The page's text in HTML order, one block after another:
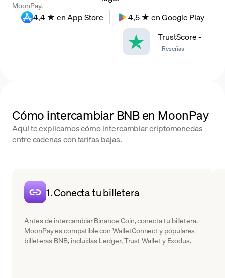
Crypto Prices
MoonPay.
4,4 ★ en App Store
4,5 ★ en Google Play
TrustScore-
- Reseñas
Cómo intercambiar BNB en MoonPay
Aquí te explicamos cómo intercambiar criptomonedas
entre cadenas con tarifas bajas.
1. Conecta tu billetera
Antes de intercambiar Binance Coin, conecta tu billetera.
MoonPay es compatible con WalletConnect y populares
billeteras BNB, incluidas Ledger, Trust Wallet y Exodus.